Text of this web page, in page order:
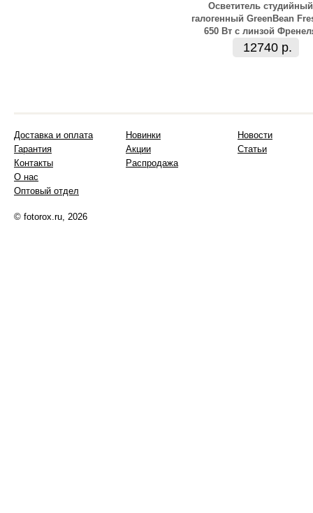
Осветитель студийный
галогенный GreenBean
650 Вт с линзой
12740 р.
Доставка и оплата
Гарантия
Контакты
О нас
Оптовый отдел
Новинки
Акции
Распродажа
Новости
Статьи
© fotorox.ru, 2026